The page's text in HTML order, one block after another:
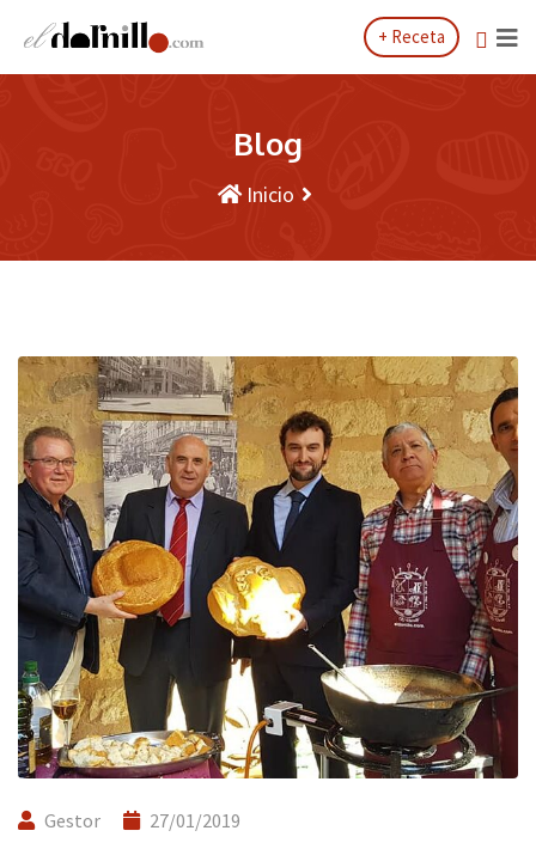
+ Receta
Blog
Inicio
Gestor 27/01/2019